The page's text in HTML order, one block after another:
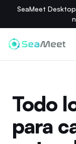
SeaMeet
Todo
para